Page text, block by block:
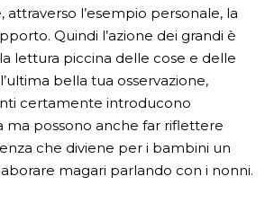
attraverso l’esempio personale, la
Quindi l’azione dei grandi è
lettura piccina delle cose e delle
bella tua osservazione,
certamente introducono
ma possono anche far riflettere
che diviene per i bambini un
magari parlando con i nonni.